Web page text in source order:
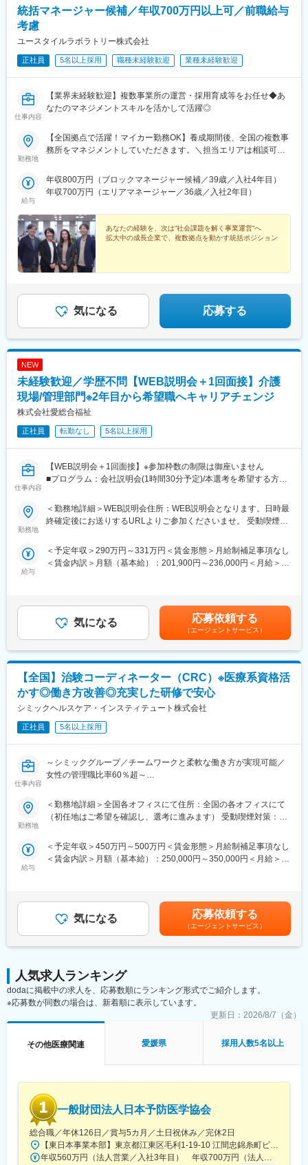
統括マネージャー候補／年収700万円以上可／前職給与
考慮
ユースタイルラボラトリー株式会社
正社員 5名以上採用 職種未経験歓迎 業種未経験歓迎
仕事内容
【業界未経験歓迎】複数事業所の運営・採用育成等をお任せ◆あ
なたのマネジメントスキルを活かして活躍◎
勤務地
【全国拠点で活躍！マイカー勤務OK】養成期間後、全国の複数事
務所をマネジメントしていただきます。＼担当エリアは相談可
《養成期間中の勤務地》現在は東京、横浜、埼玉、福岡の事業所
で行っていますが、ご希望に合わせて、お住まいのエリアで行う
気軽にご相談ください。《養成期間後の勤務地》全国47都道府県
が対象※現在お住まいの地域又はジェネラルマネージャーと相談の
上決定《配属事業部について》障害福祉事業では「重度訪問介
護」と「グループホーム」、高齢者事業では「訪問介護事業」を
展開しています。配属に関しては、適性や条件等に応じて、配属
の事業部を決定。あなたの適性や能力を活かせる適切な部署でご
なる点はご相談ください。☆引越し手当支給・借り上げ社宅提供
あり（無料）
給与
年収800万円（ブロックマネージャー候補／39歳／入社4年目）
年収700万円（エリアマネージャー／36歳／入社2年目）
あなたの経験を、次は“社会課題を解く事業運営”へ
拡大中の成長企業で、複数拠点を動かす統括ポジション
気になる 応募する
NEW
未経験歓迎／学歴不問【WEB説明会＋1回面接】介護
現場/管理部門※2年目から希望職へキャリアチェンジ
株式会社愛総合福祉
正社員 転勤なし 5名以上採用
仕事内容
【WEB説明会＋1回面接】※参加枠数の制限は御座いません
■プログラム：会社説明会(1時間30分予定)/本選考を希望する方は
て構いません。（後日の面接調整も可能です）
■補足：本求人に応募後、選考会予約が出来ましたら、WEB会議
す
■日時：月・木／13:30～15:00
ペシャリストとして活躍する、幹部候補人材となることが期待さ
れます。入社後1年間は、同社の介護施設において、お客様の日常
生活中のサポート全般を担当いただきます。※雇用形態：無期正社
員
■業務の詳細：実務業務と並行して実務者研修資格の取得のための
学校に通います。年に４回程度、本社の社員と面談をする中でご
自身の2年目以降のキャリアアプランを立て、ご希望も踏まえなが
ら、2年目以降の職種（施設 or 本社）が決定します。本社勤務に
なりますと、経理、総務、人事など事務系の仕事が中心になりま
す。また、一度本社帰任した後でも、希望すれば現場復帰も可能
に働きやすい環境が整っております。定着率も高く実際にここ3年
間で入社した新卒の離職率は6％と非常に低い数値です。また配属
■研修制度：入社後1週間、本社で研修を行います。その後の配属
先においても、国家資格をもった先輩社員によるマンツーマンの
社が費用負担します。3ヶ月に1度はフォローアップ研修という形
で本社研修を実施し、資格取得についても全面バックアップ。未
勤務地
＜勤務地詳細＞WEB説明会住所：WEB説明会となります。日時最
終確定後にお送りするURLよりご参加くださいませ。 受動喫煙対
給与
＜予定年収＞290万円～331万円＜賃金形態＞月給制補足事項なし
＜賃金内訳＞月額（基本給）：201,900円～236,000円＜月給＞
小規模多機能型居宅介護での勤務のみ、別途で送迎手当：10,000/
月を支給賃金はあくまでも目安の金額であり、選考を通じて上下
する可能性があります。月給(月額)は固定手当を含めた表記です。
気になる 応募依頼する
（エージェントサービス）
【全国】治験コーディネーター（CRC）※医療系資格活
かす◎働き方改善◎充実した研修で安心
シミックヘルスケア・インスティテュート株式会社
正社員 5名以上採用
仕事内容
～シミックグループ／チームワークと柔軟な働き方が実現可能／
女性の管理職比率60％超～
や私たちのQOLを向上させるべく、新しい治療法を開発する必要
があります。今回はそのための治験を実施する際の患者さんおよ
・治験被験者である患者さんへの内容説明補助、ケア／相談
・治験担当医師の補助
■やりがい：CRCは疾病を抱えた患者さんやそれを治療しようと
奮闘する医師やスタッフなど携わる相手が多いです。現在治療法
がなく苦しんでいる患者さんに対して薬を届けられたり、最前線
で治療にあたる医師やスタッフのサポートを行え、治験が無事に
■同社の教育体制：同社は同業他社からの転職だけでなく、看護師
など未経験で転職してくる方も多いです。そのため教育体制が充
実しています。入社は原則偶数月と決まっており、同期入社者と
ともに2週間弱本社にて集合研修を行います。会社のことや業務を
遂行する上で必要な法令から実務まで座学中心でロープレを交え
業務を引継ぎながらOJT担当者とともに医療機関へ同行するな
てるようになります。なお、その後も定期的に中途入社者に対し
てフォローを行う体制が整っています。
■同社の魅力：
・チームワーク：通常は1人で業務にあたることが多いですが、困
ったときや先輩や上司がサポートしてくれるため、安心して進め
られます。また、家族の急な体調不良や突発休の場合にも周囲が
代理対応をしてくれる風土があり、チームワークが強みです。
勤務地
＜勤務地詳細＞全国各オフィスにて住所：全国の各オフィスにて
（初任地はご希望を確認し、選考に進みます） 受動喫煙対策：そ
業所
給与
＜予定年収＞450万円～500万円＜賃金形態＞月給制補足事項なし
＜賃金内訳＞月額（基本給）：250,000円～350,000円＜月給＞
気になる 応募依頼する
（エージェントサービス）
人気求人ランキング
dodaに掲載中の求人を、応募数順にランキング形式でご紹介します。
※応募数が同数の場合は、新着順に表示しています。
更新日： 2026/8/7（金）
その他医療関連 愛媛県 採用人数5名以上
一般財団法人日本予防医学協会
総合職／年休126日／賞与5カ月／土日祝休み／完休2日
【東日本事業本部】東京都江東区毛利1-19-10 江間忠錦糸町ビル※訪問先からの直行直帰が可能です！＜アクセス＞・JR総武線（快速・各駅停車）／東京メトロ半蔵門線 錦糸町駅より徒歩5分・東京メトロ半蔵門線／都営新宿線 住吉駅より徒歩5分※受動喫煙対策:屋内全面禁煙
年収560万円（法人営業／入社3年目） 年収700万円（法人営業・チームリーダー／入社5年目）